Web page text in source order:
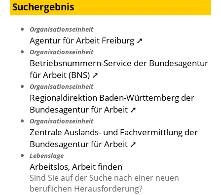
Suchergebnis
Organisationseinheit
Agentur für Arbeit Freiburg ➚
Organisationseinheit
Betriebsnummern-Service der Bundesagentur
für Arbeit (BNS) ➚
Organisationseinheit
Regionaldirektion Baden-Württemberg der
Bundesagentur für Arbeit ➚
Organisationseinheit
Zentrale Auslands- und Fachvermittlung der
Bundesagentur für Arbeit ➚
Lebenslage
Arbeitslos, Arbeit finden
Sind Sie auf der Suche nach einer neuen
beruflichen Herausforderung?